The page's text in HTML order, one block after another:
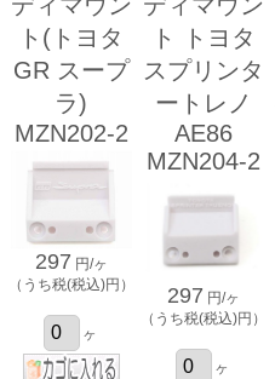
ト(トヨタ
GR スープ
ラ)
MZN202-2
297 円/ヶ
（うち税(税込)円）
ヶ
ト トヨタ
スプリンタ
ートレノ
AE86
MZN204-2
297 円/ヶ
（うち税(税込)円）
ヶ